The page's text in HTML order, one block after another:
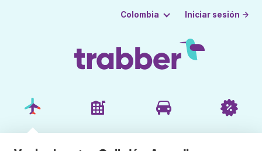
Colombia Iniciar sesión →